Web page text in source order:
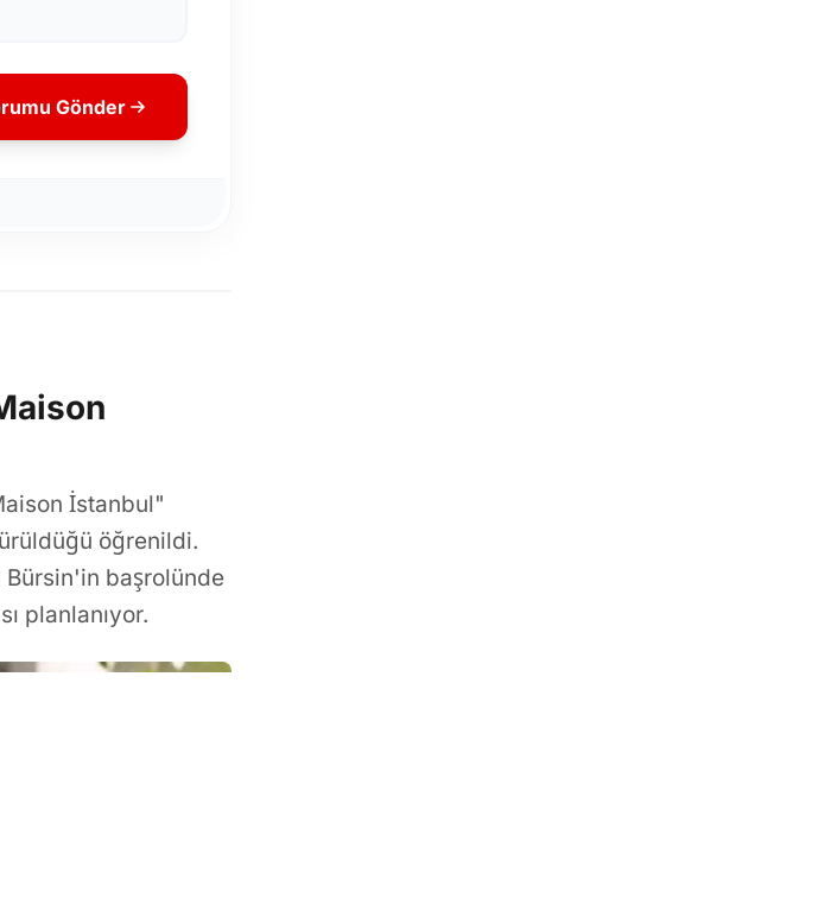
Gönder
İstanbul"
öğrenildi.
Bürsin'in başrolünde
planlanıyor.